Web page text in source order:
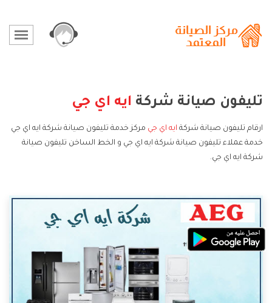
تليفون صيانة شركة ايه اي جي
ارقام تليفون صيانة شركة ايه اي جي مركز خدمة تليفون صيانة شركة ايه اي جي
خدمة عملاء تليفون صيانة شركة ايه اي جي و الخط الساخن تليفون صيانة
شركة ايه اي جي.